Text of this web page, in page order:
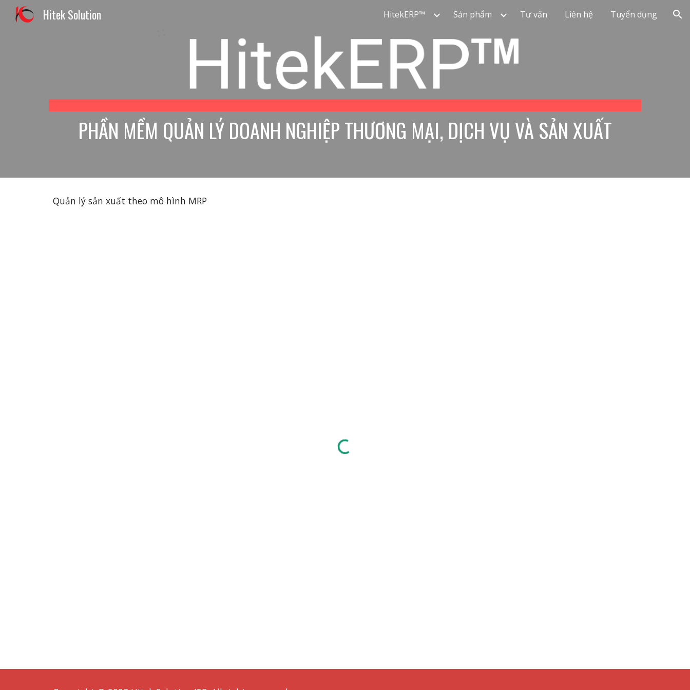
Skip to navigation
Hitek Solution HitekERP™ Sản phẩm Tư vấn Liên hệ Tuyển dụng
PHẦN MỀM QUẢN LÝ DOANH NGHIỆP THƯƠNG MẠI, DỊCH VỤ VÀ SẢN XUẤT
Quản lý sản xuất theo mô hình MRP